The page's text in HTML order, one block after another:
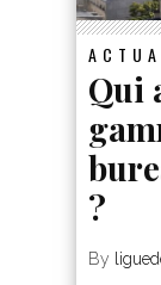
Qui
?
By